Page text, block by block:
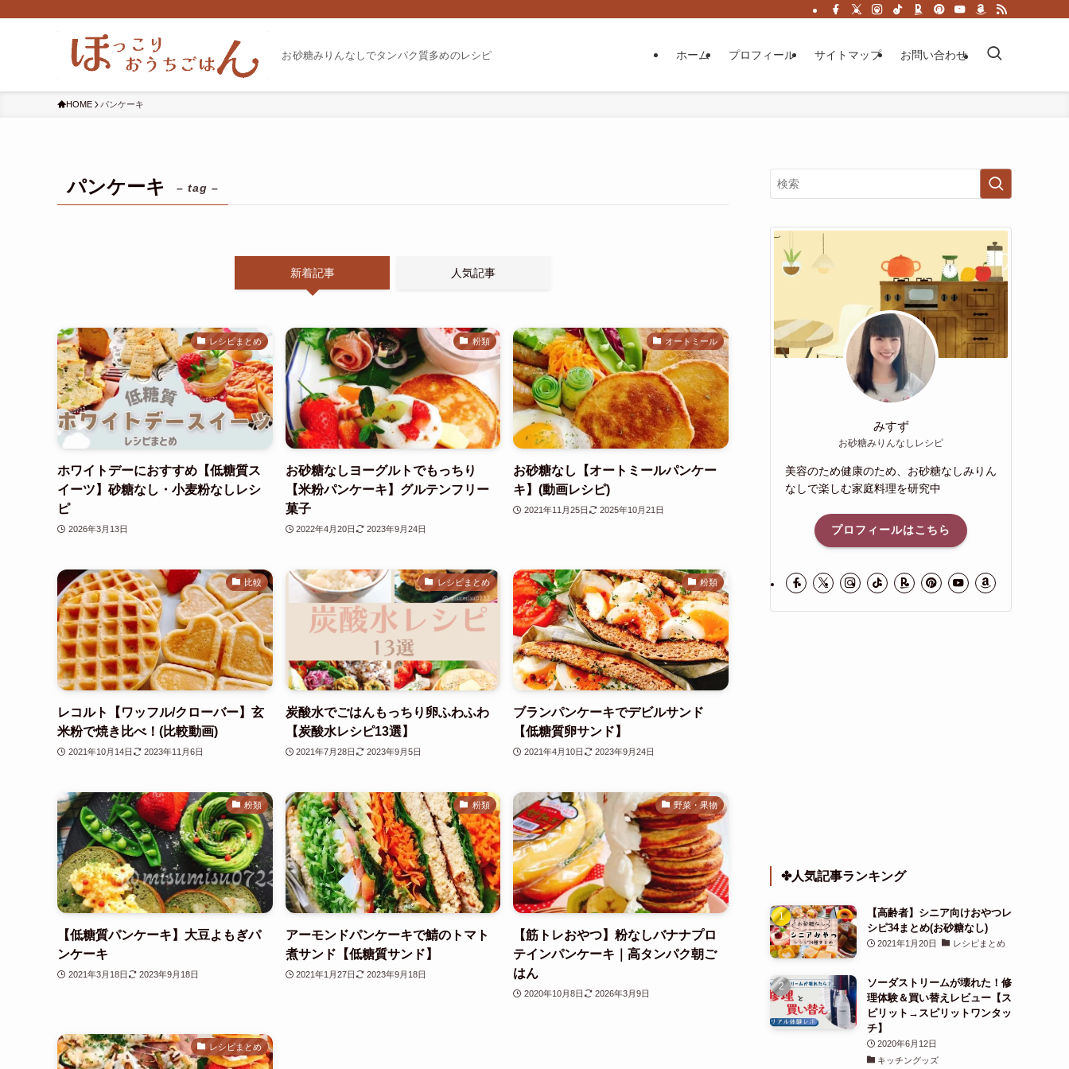
お砂糖みりんなしでタンパク質多めのレシピ ホーム プロフィール サイトマップ お問い合わせ
HOME パンケーキ
パンケーキ – tag –
新着記事 人気記事
レシピまとめ
ホワイトデーにおすすめ【低糖質ス
イーツ】砂糖なし・小麦粉なしレシ
ピ
2026年3月13日
粉類
お砂糖なしヨーグルトでもっちり
【米粉パンケーキ】グルテンフリー
菓子
2022年4月20日 2023年9月24日
オートミール
お砂糖なし【オートミールパンケー
キ】(動画レシピ)
2021年11月25日 2025年10月21日
比較
レコルト【ワッフル/クローバー】玄
米粉で焼き比べ！(比較動画)
2021年10月14日 2023年11月6日
レシピまとめ
炭酸水でごはんもっちり卵ふわふわ
【炭酸水レシピ13選】
2021年7月28日 2023年9月5日
粉類
ブランパンケーキでデビルサンド
【低糖質卵サンド】
2021年4月10日 2023年9月24日
粉類
【低糖質パンケーキ】大豆よもぎパ
ンケーキ
2021年3月18日 2023年9月18日
粉類
アーモンドパンケーキで鯖のトマト
煮サンド【低糖質サンド】
2021年1月27日 2023年9月18日
野菜・果物
【筋トレおやつ】粉なしバナナプロ
テインパンケーキ｜高タンパク朝ご
はん
2020年10月8日 2026年3月9日
レシピまとめ
みすず
お砂糖みりんなしレシピ
美容のため健康のため、お砂糖なしみりん
なしで楽しむ家庭料理を研究中
プロフィールはこちら
✤人気記事ランキング
【高齢者】シニア向けおやつレ
シピ34まとめ(お砂糖なし)
2021年1月20日 レシピまとめ
ソーダストリームが壊れた！修
理体験＆買い替えレビュー【ス
ピリット→スピリットワンタッ
チ】
2020年6月12日
キッチングッズ